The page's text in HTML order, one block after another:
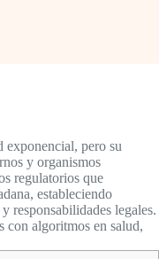
pero su
y organismos
regulatorios que
estableciendo
responsabilidades legales.
con algoritmos en salud,